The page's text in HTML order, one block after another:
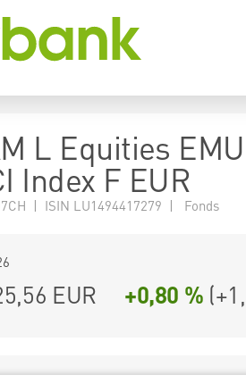
L Equities
Index F EUR
| ISIN LU1494417279 | Fonds
EUR +0,80 % (